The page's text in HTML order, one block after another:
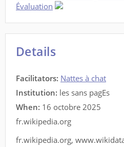
Évaluation
Details
Facilitators: Nattes à chat
Institution: les sans pagEs
When: 16 octobre 2025
fr.wikipedia.org
fr.wikipedia.org,